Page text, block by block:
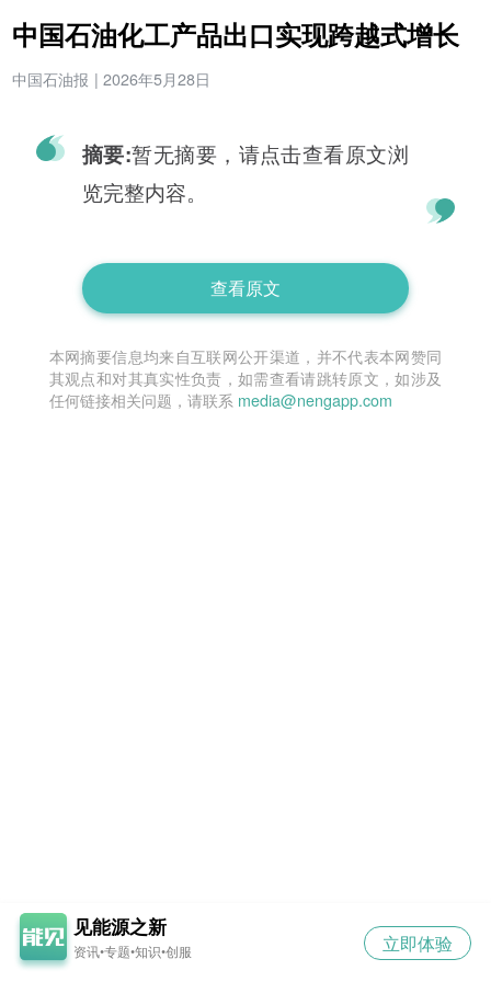
中国石油化工产品出口实现跨越式增长
中国石油报 | 2026年5月28日
摘要:暂无摘要，请点击查看原文浏
览完整内容。
查看原文
本网摘要信息均来自互联网公开渠道，并不代表本网赞同
其观点和对其真实性负责，如需查看请跳转原文，如涉及
任何链接相关问题，请联系 media@nengapp.com
见能源之新
资讯•专题•知识•创服 立即体验